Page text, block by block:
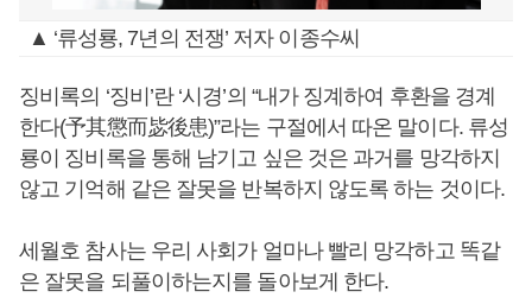
▲ ‘류성룡, 7년의 전쟁’ 저자 이종수씨
징비록의 ‘징비’란 ‘시경’의 “내가 징계하여 후환을 경계
한다(予其懲而毖後患)”라는 구절에서 따온 말이다. 류성
룡이 징비록을 통해 남기고 싶은 것은 과거를 망각하지
않고 기억해 같은 잘못을 반복하지 않도록 하는 것이다.
세월호 참사는 우리 사회가 얼마나 빨리 망각하고 똑같
은 잘못을 되풀이하는지를 돌아보게 한다.